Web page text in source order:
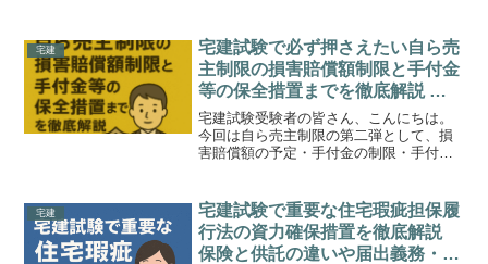
得から更新、書換え、返納までの手続き
をわかりやすく解説して...
宅建
宅建試験で必ず押さえたい自ら売
主制限の損害賠償額制限と手付金
等の保全措置までを徹底解説 宅
建業者の売買契約に関する重要ポ
イントと例題まとめ
宅建試験受験者の皆さん、こんにちは。
今回は自ら売主制限の第二弾として、損
害賠償額の予定・手付金の制限・手付金
問われる超重要ポイントですので、例題
を交えながらしっかりと理...
宅建
宅建試験で重要な住宅瑕疵担保履
行法の資力確保措置を徹底解説
保険と供託の違いや届出義務・説